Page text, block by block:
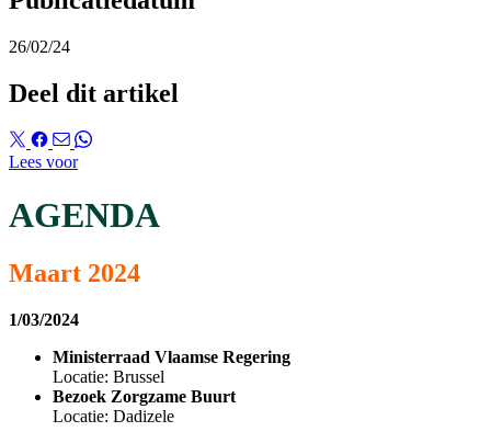
26/02/24
Deel dit artikel
Lees voor
AGENDA
Maart 2024
1/03/2024
Ministerraad Vlaamse Regering
Locatie: Brussel
Bezoek Zorgzame Buurt
Locatie: Dadizele